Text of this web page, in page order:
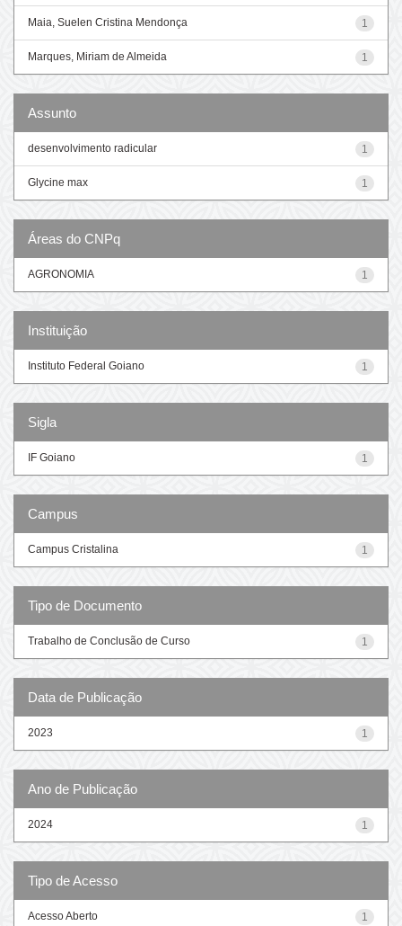
1
Maia, Suelen Cristina Mendonça
1
Marques, Miriam de Almeida
Assunto
1
desenvolvimento radicular
1
Glycine max
Áreas do CNPq
1
AGRONOMIA
Instituição
1
Instituto Federal Goiano
Sigla
1
IF Goiano
Campus
1
Campus Cristalina
Tipo de Documento
1
Trabalho de Conclusão de Curso
Data de Publicação
1
2023
Ano de Publicação
1
2024
Tipo de Acesso
1
Acesso Aberto